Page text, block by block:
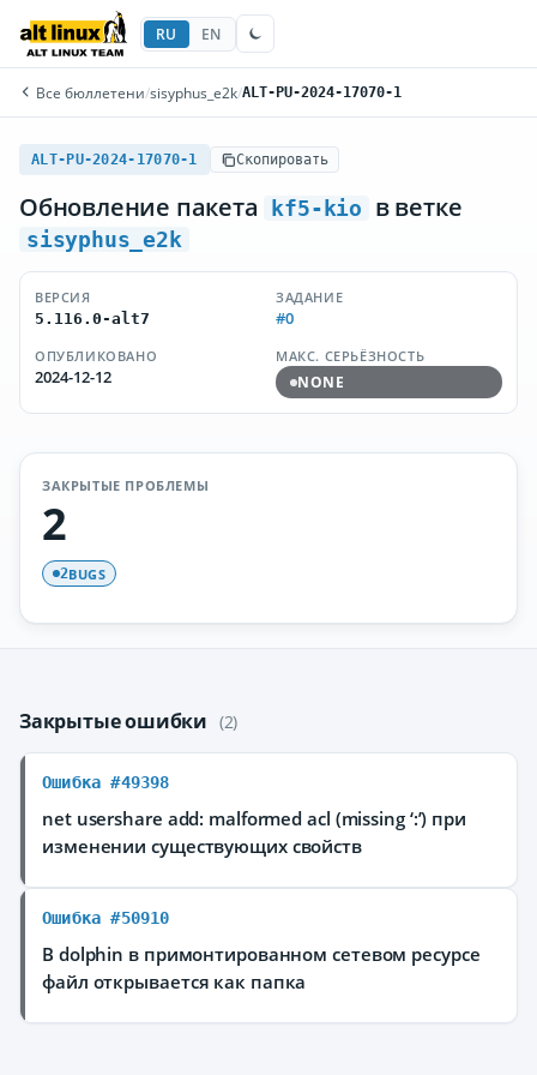
RU EN
Все бюллетени/sisyphus_e2k/ALT-PU-2024-17070-1
ALT-PU-2024-17070-1 Скопировать
Обновление пакета kf5-kio в ветке
sisyphus_e2k
ВЕРСИЯ
5.116.0-alt7
ЗАДАНИЕ
#0
ОПУБЛИКОВАНО
2024-12-12
МАКС. СЕРЬЁЗНОСТЬ
NONE
ЗАКРЫТЫЕ ПРОБЛЕМЫ
2
2BUGS
Закрытые ошибки (2)
Ошибка #49398
net usershare add: malformed acl (missing ‘:’) при
изменении существующих свойств
Ошибка #50910
В dolphin в примонтированном сетевом ресурсе
файл открывается как папка